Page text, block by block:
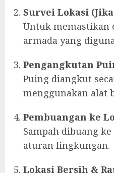
Survei Lokasi
Untuk memastikan
armada yang
Pengangkutan
Puing diangkut
menggunakan alat
Pembuangan ke
Sampah dibuang
aturan lingkungan.
Lokasi Bersih &